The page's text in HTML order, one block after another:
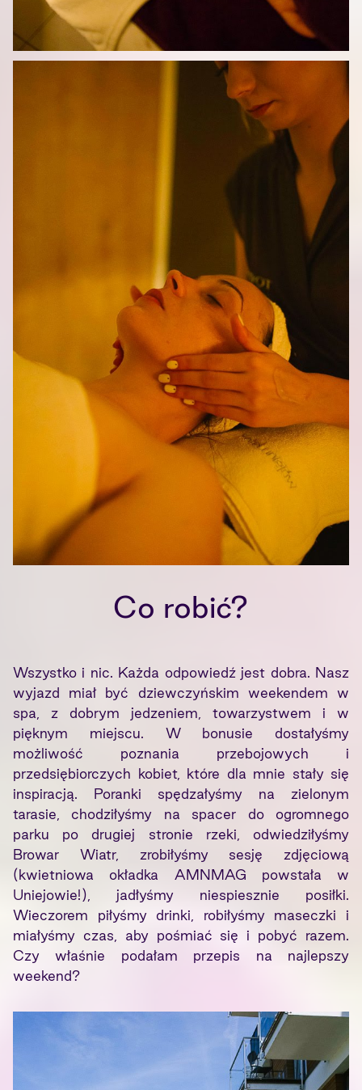
Co robić?
Wszystko i nic. Każda odpowiedź jest dobra. Nasz
wyjazd miał być dziewczyńskim weekendem w
spa, z dobrym jedzeniem, towarzystwem i w
pięknym miejscu. W bonusie dostałyśmy
możliwość poznania przebojowych i
przedsiębiorczych kobiet, które dla mnie stały się
inspiracją. Poranki spędzałyśmy na zielonym
tarasie, chodziłyśmy na spacer do ogromnego
parku po drugiej stronie rzeki, odwiedziłyśmy
Browar Wiatr, zrobiłyśmy sesję zdjęciową
(kwietniowa okładka AMNMAG powstała w
Uniejowie!), jadłyśmy niespiesznie posiłki.
Wieczorem piłyśmy drinki, robiłyśmy maseczki i
miałyśmy czas, aby pośmiać się i pobyć razem.
Czy właśnie podałam przepis na najlepszy
weekend?